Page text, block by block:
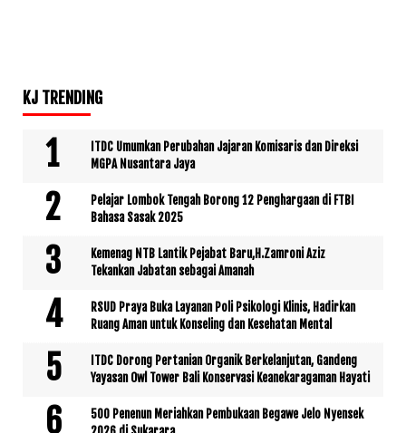
KJ TRENDING
ITDC Umumkan Perubahan Jajaran Komisaris dan Direksi
MGPA Nusantara Jaya
Pelajar Lombok Tengah Borong 12 Penghargaan di FTBI
Bahasa Sasak 2025
Kemenag NTB Lantik Pejabat Baru,H.Zamroni Aziz
Tekankan Jabatan sebagai Amanah
RSUD Praya Buka Layanan Poli Psikologi Klinis, Hadirkan
Ruang Aman untuk Konseling dan Kesehatan Mental
ITDC Dorong Pertanian Organik Berkelanjutan, Gandeng
Yayasan Owl Tower Bali Konservasi Keanekaragaman Hayati
500 Penenun Meriahkan Pembukaan Begawe Jelo Nyensek